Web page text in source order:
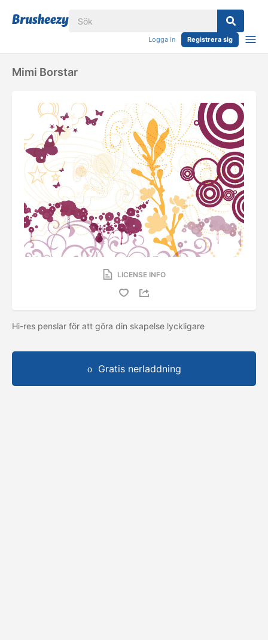
Logga in Registrera sig
Mimi Borstar
LICENSE INFO
Hi-res penslar för att göra din skapelse lyckligare
Gratis nerladdning